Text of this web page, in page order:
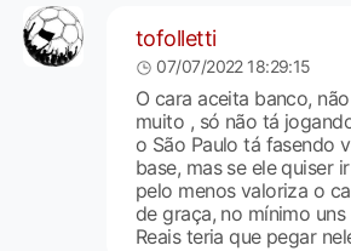
tofolletti
07/07/2022 18:29:15
O cara aceita banco,
muito , só não tá
o São Paulo tá fasendo
base, mas se ele quiser
pelo menos valoriza o
de graça, no mínimo
Reais teria que pegar